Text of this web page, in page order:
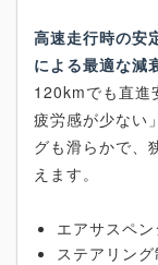
高速走行時の安
による最適な減
120kmでも直進
疲労感が少ない
グも滑らかで、
えます。
エアサスペ
ステアリン